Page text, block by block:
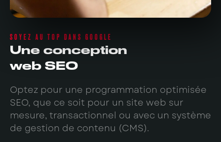
SOYEZ AU TOP DANS GOOGLE
Une conception
web SEO
Optez pour une programmation optimisée
SEO, que ce soit pour un site web sur
mesure, transactionnel ou avec un système
de gestion de contenu (CMS).